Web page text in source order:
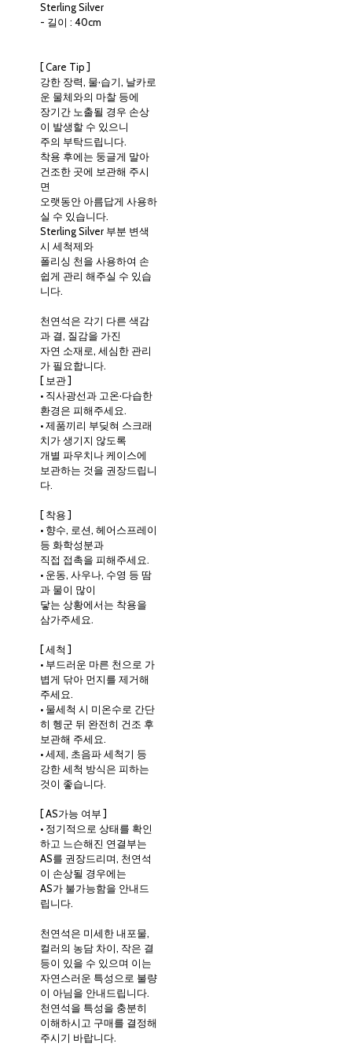
Sterling Silver
- 길이 : 40cm
[ Care Tip ]
강한 장력, 물·습기, 날카로
운 물체와의 마찰 등에
장기간 노출될 경우 손상
이 발생할 수 있으니
주의 부탁드립니다.
착용 후에는 둥글게 말아
건조한 곳에 보관해 주시
면
오랫동안 아름답게 사용하
실 수 있습니다.
Sterling Silver 부분 변색
시 세척제와
폴리싱 천을 사용하여 손
쉽게 관리 해주실 수 있습
니다.
천연석은 각기 다른 색감
과 결, 질감을 가진
자연 소재로, 세심한 관리
가 필요합니다.
[ 보관 ]
• 직사광선과 고온·다습한
환경은 피해주세요.
• 제품끼리 부딪혀 스크래
치가 생기지 않도록
개별 파우치나 케이스에
보관하는 것을 권장드립니
다.
[ 착용 ]
• 향수, 로션, 헤어스프레이
등 화학성분과
직접 접촉을 피해주세요.
• 운동, 사우나, 수영 등 땀
과 물이 많이
닿는 상황에서는 착용을
삼가주세요.
[ 세척 ]
• 부드러운 마른 천으로 가
볍게 닦아 먼지를 제거해
주세요.
• 물세척 시 미온수로 간단
히 헹군 뒤 완전히 건조 후
보관해 주세요.
• 세제, 초음파 세척기 등
강한 세척 방식은 피하는
것이 좋습니다.
[ AS가능 여부 ]
• 정기적으로 상태를 확인
하고 느슨해진 연결부는
AS를 권장드리며, 천연석
이 손상될 경우에는
AS가 불가능함을 안내드
립니다.
천연석은 미세한 내포물,
컬러의 농담 차이, 작은 결
등이 있을 수 있으며 이는
자연스러운 특성으로 불량
이 아님을 안내드립니다.
천연석을 특성을 충분히
이해하시고 구매를 결정해
주시기 바랍니다.